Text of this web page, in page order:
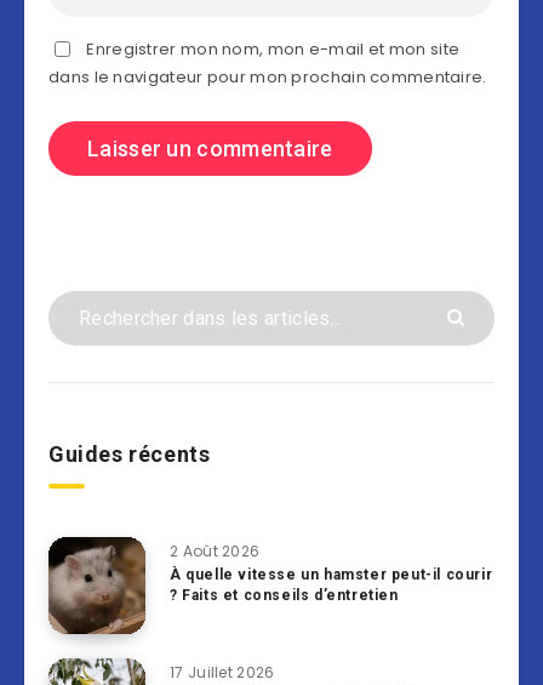
Enregistrer mon nom, mon e-mail et mon site
dans le navigateur pour mon prochain commentaire.
Guides récents
2 Août 2026
À quelle vitesse un hamster peut-il courir
? Faits et conseils d’entretien
17 Juillet 2026